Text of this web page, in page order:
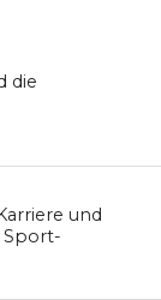
die
und
Sport-